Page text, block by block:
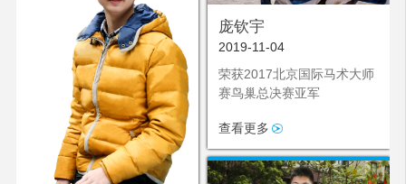
庞钦宇
2019-11-04
荣获2017北京国际马术大师
赛鸟巢总决赛亚军
查看更多